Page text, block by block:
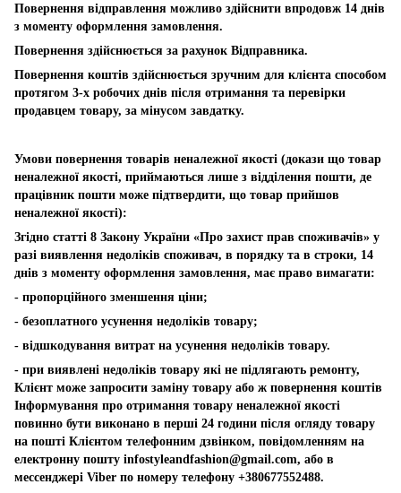
Повернення відправлення можливо здійснити впродовж 14 днів
з моменту оформлення замовлення.
Повернення здійснюється за рахунок Відправника.
Повернення коштів здійснюється зручним для клієнта способом
протягом 3-х робочих днів після отримання та перевірки
продавцем товару, за мінусом завдатку.
Умови повернення товарів неналежної якості (докази що товар
неналежної якості, приймаються лише з відділення пошти, де
працівник пошти може підтвердити, що товар прийшов
неналежної якості):
Згідно статті 8 Закону України «Про захист прав споживачів» у
разі виявлення недоліків споживач, в порядку та в строки, 14
днів з моменту оформлення замовлення, має право вимагати:
- пропорційного зменшення ціни;
- безоплатного усунення недоліків товару;
- відшкодування витрат на усунення недоліків товару.
- при виявлені недоліків товару які не підлягають ремонту,
Клієнт може запросити заміну товару або ж повернення коштів
Інформування про отримання товару неналежної якості
повинно бути виконано в перші 24 години після огляду товару
на пошті Клієнтом телефонним дзвінком, повідомленням на
електронну пошту infostyleandfashion@gmail.com, або в
мессенджері Viber по номеру телефону +380677552488.